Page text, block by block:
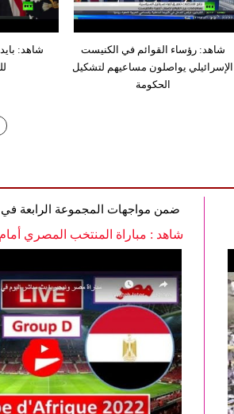
شاهد:
شاهد: رؤساء القوائم في الكنيست
الإسرائيلي يواصلون مساعيهم لتشكيل
الحكومة
ضمن مواجهات المجموعة الرابعة في
شاهد : مباراة المنتخب المصري